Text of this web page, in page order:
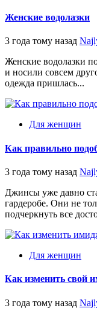
Женские водолазки
3 года тому назад
Женские водолазки
и носили совсем
одежда пришлась...
Для женщин
Как правильно
3 года тому назад
Джинсы уже давно
гардеробе. Они не
подчеркнуть все
Для женщин
Как изменить свой
3 года тому назад